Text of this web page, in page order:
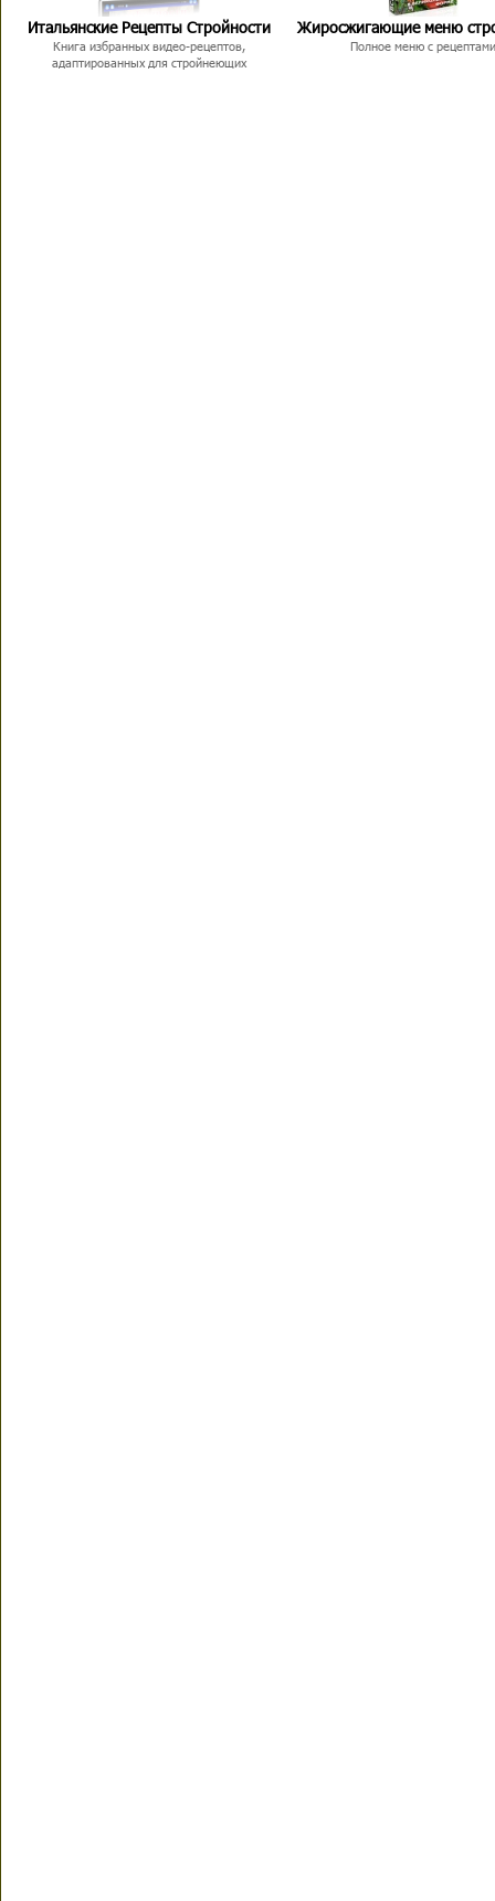
Итальянские Рецепты Стройности
Книга избранных видео-рецептов,
адаптированных для стройнеющих
Жиросжигающие меню
Полное меню с рецептами